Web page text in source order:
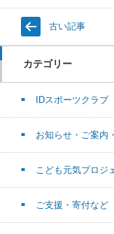
古い記事
カテゴリー
IDスポーツクラブ
お知らせ・ご案内
こども元気プロジ
ご支援・寄付など